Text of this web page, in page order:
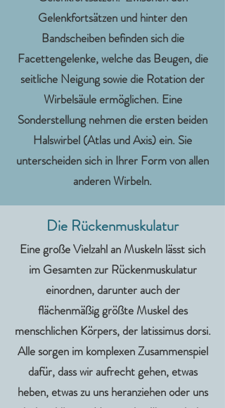
Gelenkfortsätzen und hinter den
Bandscheiben befinden sich die
Facettengelenke, welche das Beugen, die
seitliche Neigung sowie die Rotation der
Wirbelsäule ermöglichen. Eine
Sonderstellung nehmen die ersten beiden
Halswirbel (Atlas und Axis) ein. Sie
unterscheiden sich in Ihrer Form von allen
anderen Wirbeln.
Die Rückenmuskulatur
Eine große Vielzahl an Muskeln lässt sich
im Gesamten zur Rückenmuskulatur
einordnen, darunter auch der
flächenmäßig größte Muskel des
menschlichen Körpers, der latissimus dorsi.
Alle sorgen im komplexen Zusammenspiel
dafür, dass wir aufrecht gehen, etwas
heben, etwas zu uns heranziehen oder uns